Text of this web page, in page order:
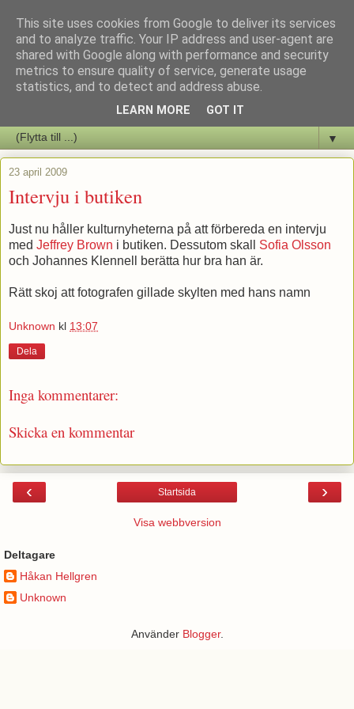
Staffars Seriers Blog
Vi skriver om serienyheter av alla de slag samt om vad som sker i
▼
23 april 2009
Intervju i butiken
Just nu håller kulturnyheterna på att förbereda en intervju
med Jeffrey Brown i butiken. Dessutom skall Sofia Olsson
och Johannes Klennell berätta hur bra han är.
Rätt skoj att fotografen gillade skylten med hans namn
Unknown kl 13:07
Dela
Inga kommentarer:
Skicka en kommentar
‹ ›
Startsida
Visa webbversion
Deltagare
Håkan Hellgren
Unknown
Använder Blogger.
This site uses cookies from Google to deliver its services
and to analyze traffic. Your IP address and user-agent are
shared with Google along with performance and security
metrics to ensure quality of service, generate usage
statistics, and to detect and address abuse.
LEARN MORE GOT IT